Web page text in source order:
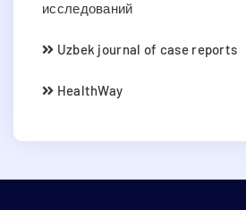
исследований
Uzbek journal of case reports
HealthWay